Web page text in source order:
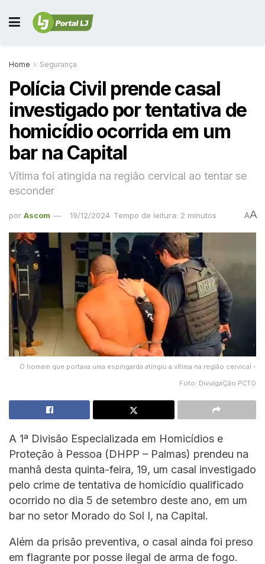
Home Segurança
Polícia Civil prende casal
investigado por tentativa de
homicídio ocorrida em um
bar na Capital
Vítima foi atingida na região cervical ao tentar se
esconder
por Ascom 19/12/2024 Tempo de leitura: 2 minutos AA
O homem que portava uma espingarda atingiu a vítima na região cervical -
Foto: DivulgaÇão PCTO
A 1ª Divisão Especializada em Homicídios e
Proteção à Pessoa (DHPP – Palmas) prendeu na
manhã desta quinta-feira, 19, um casal investigado
pelo crime de tentativa de homicídio qualificado
ocorrido no dia 5 de setembro deste ano, em um
bar no setor Morado do Sol I, na Capital.
Além da prisão preventiva, o casal ainda foi preso
em flagrante por posse ilegal de arma de fogo.